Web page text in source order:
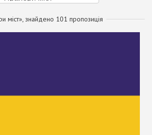
міст», знайдено 101 пропозиція